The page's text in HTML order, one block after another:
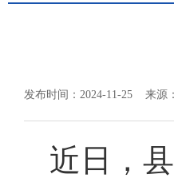
发布时间：2024-11-25 来源
近日，